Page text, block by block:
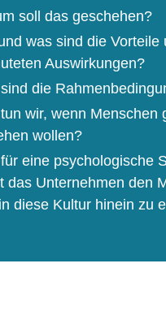
soll das geschehen?
was sind die Vorteile
Auswirkungen?
die
wir, wenn Menschen
wollen?
eine psychologische
das Unternehmen den
diese Kultur hinein zu